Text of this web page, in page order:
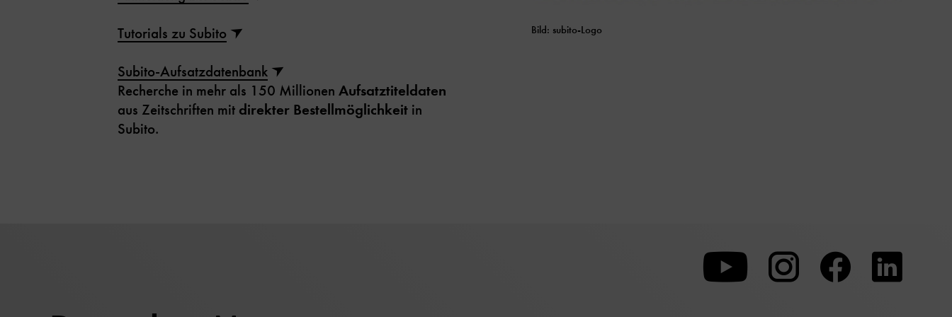
Bild: subito-Logo
Tutorials zu Subito
Subito-Aufsatzdatenbank
Recherche in mehr als 150 Millionen Aufsatztiteldaten
aus Zeitschriften mitdirekter Bestellmöglichkeitin
Subito.
Zu
unserer
Zu
unserer
Zu
unserer